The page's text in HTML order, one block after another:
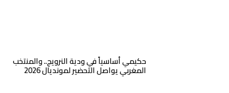
حكيمي أساسياً في ودية النرويج.. والمنتخب
المغربي يواصل التحضير لمونديال 2026